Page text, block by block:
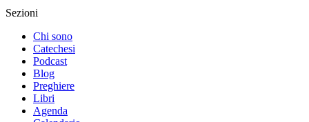
Sezioni
Chi sono
Catechesi
Podcast
Blog
Preghiere
Libri
Agenda